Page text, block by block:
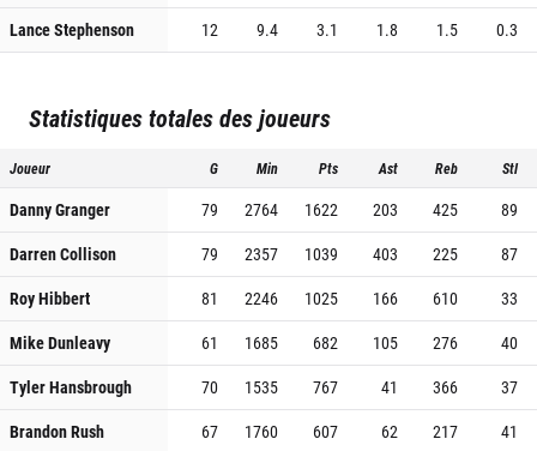
Lance Stephenson
12 9.4 3.1 1.8 1.5 0.3
Statistiques totales des joueurs
Joueur G Min Pts Ast Reb Stl
Danny Granger 79 2764 1622 203 425
89
Darren Collison
79 2357 1039 403 225
87
Roy Hibbert
81 2246 1025 166 610
33
Mike Dunleavy
61 1685 682 105 276
40
Tyler Hansbrough
70 1535 767 41 366
37
Brandon Rush
67 1760 607 62 217
41